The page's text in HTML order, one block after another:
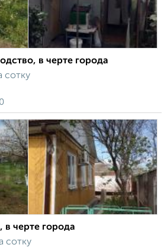
в черте города
сотку
черте города
сотку